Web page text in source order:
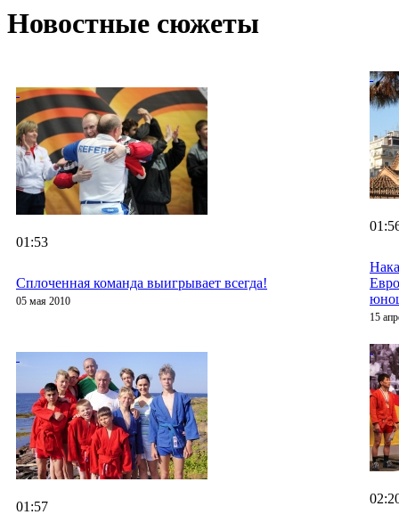
Новостные сюжеты
01:53
Сплоченная команда выигрывает всегда!
05 мая 2010
15
01:57